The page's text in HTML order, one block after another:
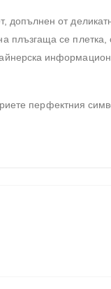
от
плъзгаща се
перфектния